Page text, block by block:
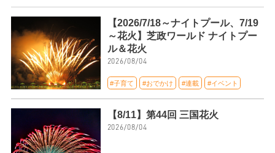
【2026/7/18～ナイトプール、7/19
～花火】芝政ワールド ナイトプー
ル＆花火
2026/08/04
#子育て #おでかけ #連載 #イベント
【8/11】第44回 三国花火
2026/08/04